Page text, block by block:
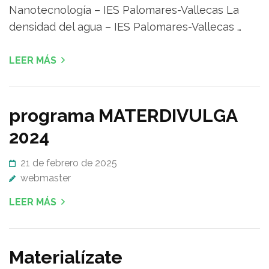
Nanotecnología – IES Palomares-Vallecas La
densidad del agua – IES Palomares-Vallecas …
LEER MÁS
programa MATERDIVULGA
2024
21 de febrero de 2025
webmaster
LEER MÁS
Materialízate